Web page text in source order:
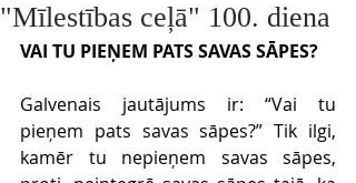
"Mīlestības ceļā" 100. diena
VAI TU PIEŅEM PATS SAVAS SĀPES?
Galvenais jautājums ir: “Vai tu
pieņem pats savas sāpes?” Tik ilgi,
kamēr tu nepieņem savas sāpes,